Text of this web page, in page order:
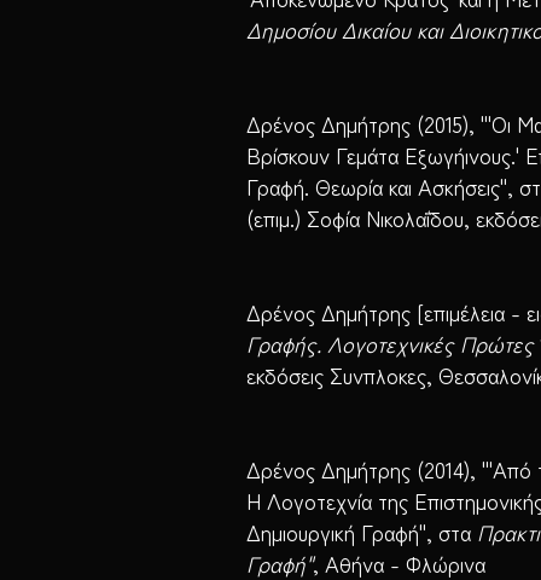
Δημοσίου Δικαίου και
Δρένος Δημήτρης (2015), "'Οι
Βρίσκουν Γεμάτα Εξωγήινους.'
Γραφή. Θεωρία και Ασκήσεις",
(επιμ.) Σοφία Νικολαΐδου,
Δρένος Δημήτρης [επιμέλεια -
Γραφής. Λογοτεχνικές
εκδόσεις Συνπλοκες,
Δρένος Δημήτρης (2014), "'Από
Η Λογοτεχνία της
Δημιουργική Γραφή", στα
Γραφή", Αθήνα - Φλώρινα